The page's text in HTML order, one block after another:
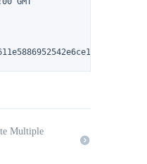
Multiple